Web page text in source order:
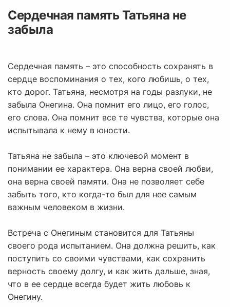
Сердечная память Татьяна не
забыла
Сердечная память – это способность сохранять в
сердце воспоминания о тех, кого любишь, о тех,
кто дорог. Татьяна, несмотря на годы разлуки, не
забыла Онегина. Она помнит его лицо, его голос,
его слова. Она помнит все те чувства, которые она
испытывала к нему в юности.
Татьяна не забыла – это ключевой момент в
понимании ее характера. Она верна своей любви,
она верна своей памяти. Она не позволяет себе
забыть того, кто когда-то был для нее самым
важным человеком в жизни.
Встреча с Онегиным становится для Татьяны
своего рода испытанием. Она должна решить, как
поступить со своими чувствами, как сохранить
верность своему долгу, и как жить дальше, зная,
что в ее сердце всегда будет жить любовь к
Онегину.